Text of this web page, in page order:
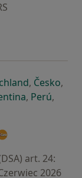
karcie
w nowej
otwiera się
, Česko,
karcie
nowej karcie
się w nowej
otwiera się
, Perú,
art. 24:
2026